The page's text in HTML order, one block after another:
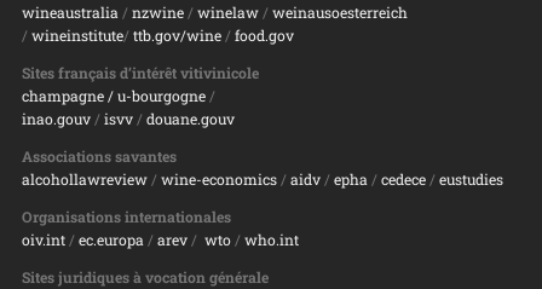
wineaustralia / nzwine/ winelaw/ weinausoesterreich
/ wineinstitute/ ttb.gov/wine/ food.gov
Sites français d’intérêt vitivinicole
champagne/ u-bourgogne/
inao.gouv/ isvv/ douane.gouv
Associations savantes
alcohollawreview/ wine-economics/ aidv/ epha / cedece/ eustudies
Organisations internationales
oiv.int/ ec.europa/ arev/ wto/ who.int
Sites juridiques à vocation générale